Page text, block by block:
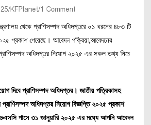
KFPlanet 1 Comment
থেকে প্রাণিসম্পদ অধিদপ্তরে ০১ ধরনের ৪৮৩ টি
প্রকাশ পেয়েছে। আবেদন পক্রিয়া,আবেদনের
অধিদপ্তর নিয়োগ ২০২৫ এর সকল তথ্য নিচে
দিবে প্রাণিসম্পদ অধিদপ্তর। জাতীয় পত্রিকাসহ
অধিদপ্তর নিয়োগ বিজ্ঞপ্তি ২০২৫ প্রকাশ
পাসে ৩১ জানুয়ারি ২০২৫ এর মধ্যে আপনি আবেদন